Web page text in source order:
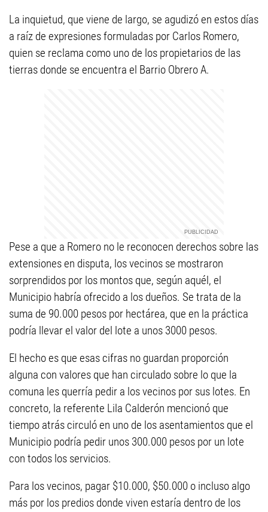
La inquietud, que viene de largo, se agudizó en estos días
a raíz de expresiones formuladas por Carlos Romero,
quien se reclama como uno de los propietarios de las
tierras donde se encuentra el Barrio Obrero A.
Pese a que a Romero no le reconocen derechos sobre las
extensiones en disputa, los vecinos se mostraron
sorprendidos por los montos que, según aquél, el
Municipio habría ofrecido a los dueños. Se trata de la
suma de 90.000 pesos por hectárea, que en la práctica
podría llevar el valor del lote a unos 3000 pesos.
El hecho es que esas cifras no guardan proporción
alguna con valores que han circulado sobre lo que la
comuna les querría pedir a los vecinos por sus lotes. En
concreto, la referente Lila Calderón mencionó que
tiempo atrás circuló en uno de los asentamientos que el
Municipio podría pedir unos 300.000 pesos por un lote
con todos los servicios.
Para los vecinos, pagar $10.000, $50.000 o incluso algo
más por los predios donde viven estaría dentro de los